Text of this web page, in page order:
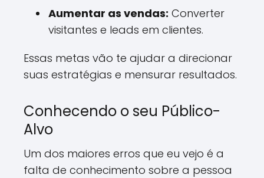
Aumentar as vendas: Converter
visitantes e leads em clientes.
Essas metas vão te ajudar a direcionar
suas estratégias e mensurar resultados.
Conhecendo o seu Público-
Alvo
Um dos maiores erros que eu vejo é a
falta de conhecimento sobre a pessoa